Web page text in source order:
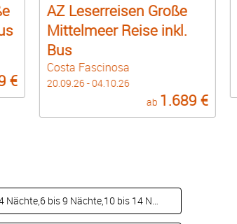
€
AZ Leserreisen Große
Mittelmeer Reise inkl.
Bus
Costa Fascinosa
20.09.26 - 04.10.26
ab 1.689 €